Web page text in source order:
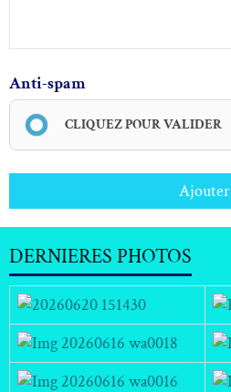
Anti-spam
CLIQUEZ POUR VALIDER
Ajouter
DERNIERES PHOTOS